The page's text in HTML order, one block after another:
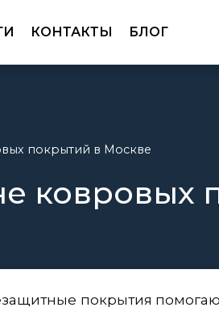
КОНТАКТЫ БЛОГ
покрытий в Москве
ковровых
покрытия